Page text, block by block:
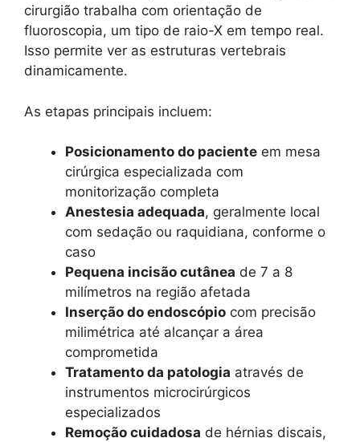
cirurgião trabalha com orientação de
fluoroscopia, um tipo de raio-X em tempo real.
Isso permite ver as estruturas vertebrais
dinamicamente.
As etapas principais incluem:
Posicionamento do paciente em mesa
cirúrgica especializada com
monitorização completa
Anestesia adequada, geralmente local
com sedação ou raquidiana, conforme o
caso
Pequena incisão cutânea de 7 a 8
milímetros na região afetada
Inserção do endoscópio com precisão
milimétrica até alcançar a área
comprometida
Tratamento da patologia através de
instrumentos microcirúrgicos
especializados
Remoção cuidadosa de hérnias discais,